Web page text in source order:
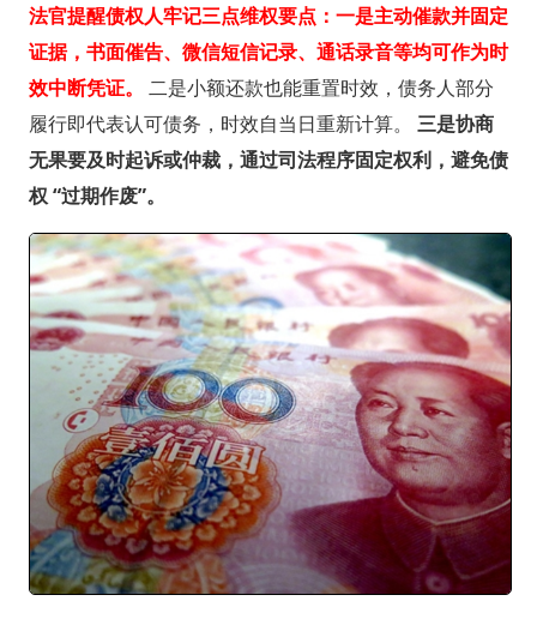
法官提醒债权人牢记三点维权要点：一是主动催款并固定
证据，书面催告、微信短信记录、通话录音等均可作为时
效中断凭证。
二是小额还款也能重置时效，债务人部分
履行即代表认可债务，时效自当日重新计算。 三是协商
无果要及时起诉或仲裁，通过司法程序固定权利，避免债
权 “过期作废”。